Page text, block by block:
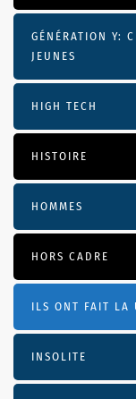
GÉNÉRATION Y:
JEUNES
HIGH TECH
HISTOIRE
HOMMES
HORS CADRE
ILS ONT FAIT LA
INSOLITE